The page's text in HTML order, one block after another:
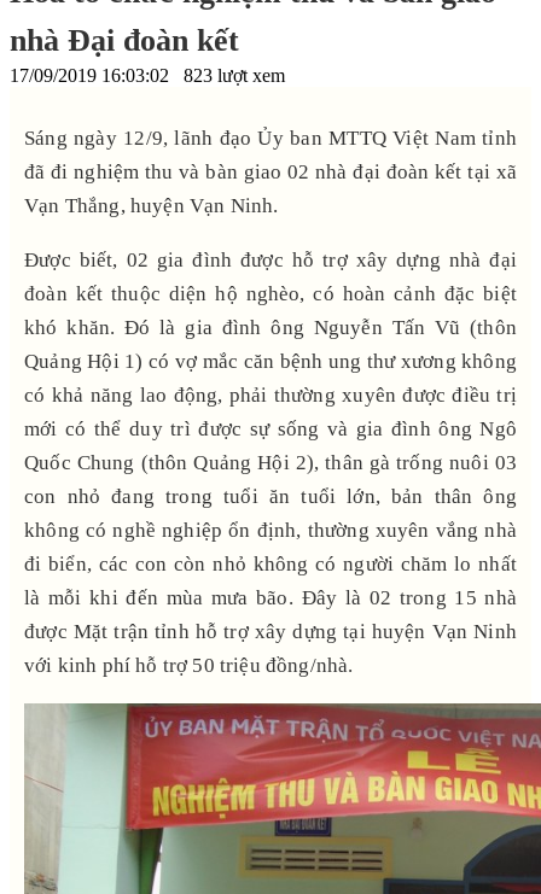
nhà Đại đoàn kết
17/09/2019 16:03:02 823 lượt xem
Sáng ngày 12/9, lãnh đạo Ủy ban MTTQ Việt Nam tỉnh
đã đi nghiệm thu và bàn giao 02 nhà đại đoàn kết tại xã
Vạn Thắng, huyện Vạn Ninh.
Được biết, 02 gia đình được hỗ trợ xây dựng nhà đại
đoàn kết thuộc diện hộ nghèo, có hoàn cảnh đặc biệt
khó khăn. Đó là gia đình ông Nguyễn Tấn Vũ (thôn
Quảng Hội 1) có vợ mắc căn bệnh ung thư xương không
có khả năng lao động, phải thường xuyên được điều trị
mới có thể duy trì được sự sống và gia đình ông Ngô
Quốc Chung (thôn Quảng Hội 2), thân gà trống nuôi 03
con nhỏ đang trong tuổi ăn tuổi lớn, bản thân ông
không có nghề nghiệp ổn định, thường xuyên vắng nhà
đi biển, các con còn nhỏ không có người chăm lo nhất
là mỗi khi đến mùa mưa bão. Đây là 02 trong 15 nhà
được Mặt trận tỉnh hỗ trợ xây dựng tại huyện Vạn Ninh
với kinh phí hỗ trợ 50 triệu đồng/nhà.